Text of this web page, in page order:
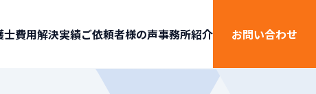
士費用解決実績ご依頼者様の声事務所紹介 お問い合わせ